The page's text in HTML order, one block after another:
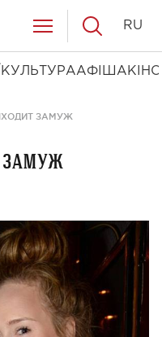
КУЛЬТУРААФІША КІНО
RU
ЗАМУЖ
замуж